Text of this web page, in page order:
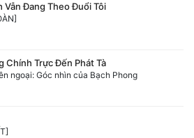
Vẫn Đang Theo Đuổi Tôi
Chính Trực Đến Phát Tà
ngoại: Góc nhìn của Bạch Phong